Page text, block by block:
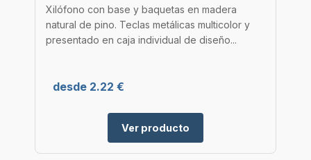
Xilófono con base y baquetas en madera
natural de pino. Teclas metálicas multicolor y
presentado en caja individual de diseño...
desde 2.22 €
Ver producto